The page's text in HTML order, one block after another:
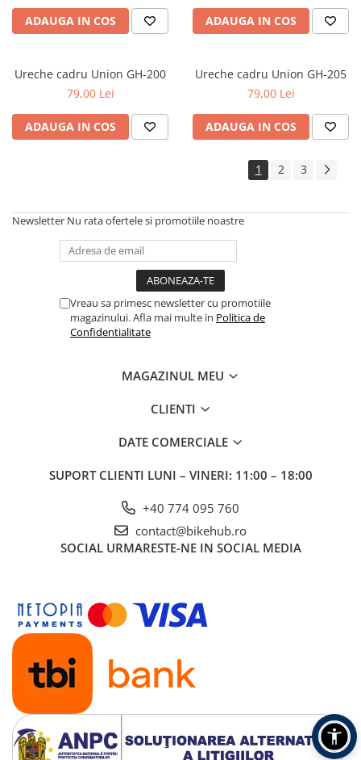
ADAUGA IN COS ADAUGA IN COS
Ureche cadru Union GH-200
79,00 Lei
ADAUGA IN COS
Ureche cadru Union GH-205
79,00 Lei
ADAUGA IN COS
1 2 3
Newsletter Nu rata ofertele si promotiile noastre
Vreau sa primesc newsletter cu promotiile
magazinului. Afla mai multe in Politica de
Confidentialitate
MAGAZINUL MEU
CLIENTI
DATE COMERCIALE
SUPORT CLIENTI LUNI – VINERI: 11:00 – 18:00
+40 774 095 760
contact@bikehub.ro
SOCIAL URMARESTE-NE IN SOCIAL MEDIA